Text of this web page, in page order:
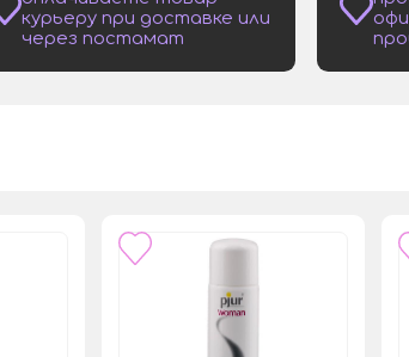
курьеру при доставке или
через постамат